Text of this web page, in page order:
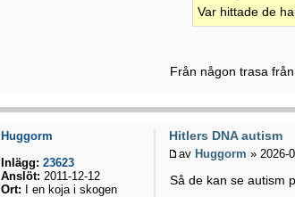
Var hittade de
Från någon trasa
Hitlers DNA autism
avHuggorm » 2026-
Så de kan se autism
Huggorm
Inlägg: 23623
Anslöt: 2011-12-12
Ort: I en koja i skogen